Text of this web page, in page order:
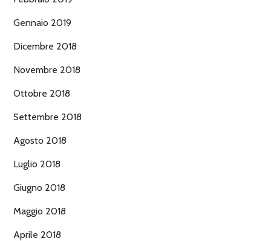
Gennaio 2019
Dicembre 2018
Novembre 2018
Ottobre 2018
Settembre 2018
Agosto 2018
Luglio 2018
Giugno 2018
Maggio 2018
Aprile 2018